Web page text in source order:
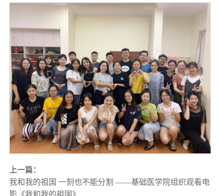
上一篇：
我和我的祖国 一刻也不能分割 ——基础医学院组织观看电
影《我和我的祖国》